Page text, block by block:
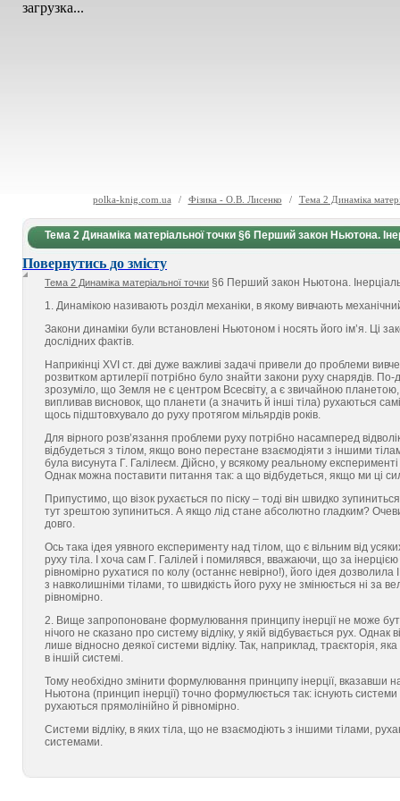
загрузка...
polka-knig.com.ua / Фізика - О.В. Лисенко / Тема 2 Динаміка
Тема 2 Динаміка матеріальної точки §6 Перший закон Ньютона.
Повернутись до змісту
Тема 2 Динаміка матеріальної точки §6 Перший закон Ньютона.
1. Динамікою називають розділ механіки, в якому вивчають
Закони динаміки були встановлені Ньютоном і носять його ім’я. Ці
дослідних фактів.
Наприкінці XVI ст. дві дуже важливі задачі привели до проблеми
розвитком артилерії потрібно було знайти закони руху снарядів.
зрозуміло, що Земля не є центром Всесвіту, а є звичайною
випливав висновок, що планети (а значить й інші тіла) рухаються
щось підштовхувало до руху протягом мільярдів років.
Для вірного розв’язання проблеми руху потрібно насамперед
відбудеться з тілом, якщо воно перестане взаємодіяти з іншими
була висунута Г. Галілеєм. Дійсно, у всякому реальному
Однак можна поставити питання так: а що відбудеться, якщо ми ці
Припустимо, що візок рухається по піску – тоді він швидко
тут зрештою зупиниться. А якщо лід стане абсолютно гладким?
довго.
Ось така ідея уявного експерименту над тілом, що є вільним від
руху тіла. І хоча сам Г. Галілей і помилявся, вважаючи, що за
рівномірно рухатися по колу (останнє невірно!), його ідея
з навколишніми тілами, то швидкість його руху не змінюється ні за
рівномірно.
2. Вище запропоноване формулювання принципу інерції не може
нічого не сказано про систему відліку, у якій відбувається рух.
лише відносно деякої системи відліку. Так, наприклад, траєкторія,
в іншій системі.
Тому необхідно змінити формулювання принципу інерції, вказавши
Ньютона (принцип інерції) точно формулюється так: існують системи
рухаються прямолінійно й рівномірно.
Системи відліку, в яких тіла, що не взаємодіють з іншими тілами,
системами.